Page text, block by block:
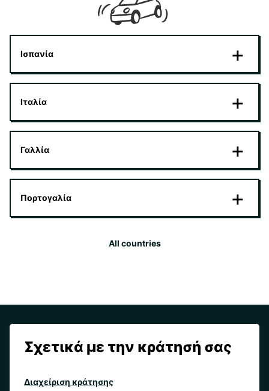
Ισπανία
Ιταλία
Γαλλία
Πορτογαλία
All countries
Σχετικά με την κράτησή σας
Διαχείριση κράτησης